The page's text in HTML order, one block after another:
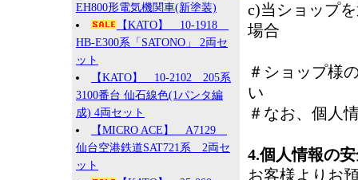
EH800形電気機関車(新塗装)
【KATO】 10-1918
HB-E300系「SATONO」 2両セ
ット
【KATO】 10-2102 205系
3100番台 仙石線色(1パンタ編
成) 4両セット
【MICRO ACE】 A7129
仙台空港鉄道SAT721系 2両セ
ット
c)当ショップ
場合
＃ショップ様
い
＃なお、個人
4.個人情報の
お客様よりお